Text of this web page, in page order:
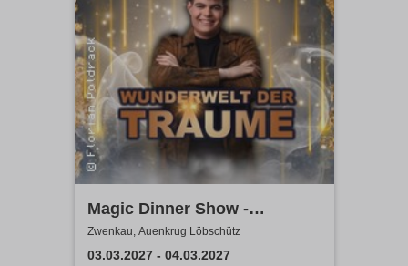
Magic Dinner Show -
WUNDERWELT DER TRÄUME
| Florian Poldrack
Zwenkau, Auenkrug Löbschütz
03.03.2027 - 04.03.2027